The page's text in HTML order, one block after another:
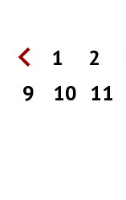
1 2
9
10 11